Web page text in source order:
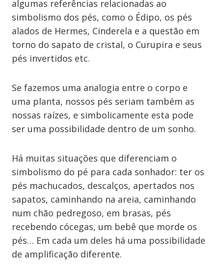
algumas referências relacionadas ao
simbolismo dos pés, como o Édipo, os pés
alados de Hermes, Cinderela e a questão em
torno do sapato de cristal, o Curupira e seus
pés invertidos etc.
Se fazemos uma analogia entre o corpo e
uma planta, nossos pés seriam também as
nossas raízes, e simbolicamente esta pode
ser uma possibilidade dentro de um sonho.
Há muitas situações que diferenciam o
simbolismo do pé para cada sonhador: ter os
pés machucados, descalços, apertados nos
sapatos, caminhando na areia, caminhando
num chão pedregoso, em brasas, pés
recebendo cócegas, um bebê que morde os
pés… Em cada um deles há uma possibilidade
de amplificação diferente.